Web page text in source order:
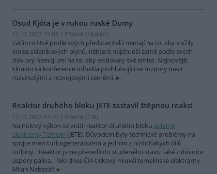
Osud Kjóta je v rukou ruské Dumy
11.11.2002 15:08 | PRAHA (EkoList)
Zatímco USA podle svých představitelů nemají na to, aby snížily
emise skleníkových plynů, některé nejchudší země podle svých
slov prý nemají ani na to, aby evidovaly své emise. Nejnovější
klimatická konference odhalila prohlubující se rozpory mezi
rozvinutými a rozvojovými zeměmi.
Reaktor druhého bloku JETE zastavil štěpnou reakci
11.11.2002 14:40 | PRAHA (ČIA)
Na nulový výkon se vrátil reaktor druhého bloku Jaderné
elektrárny Temelín (JETE). Důvodem byly technické problémy na
spojce mezi turbogenerátorem a jedním z nízkotlakých dílů
turbíny. "Reaktor jsme převedli do studeného stavu také z důvodu
úspory paliva," řekl dnes ČIA tiskový mluvčí temelínské elektrárny
Milan Nebesář.